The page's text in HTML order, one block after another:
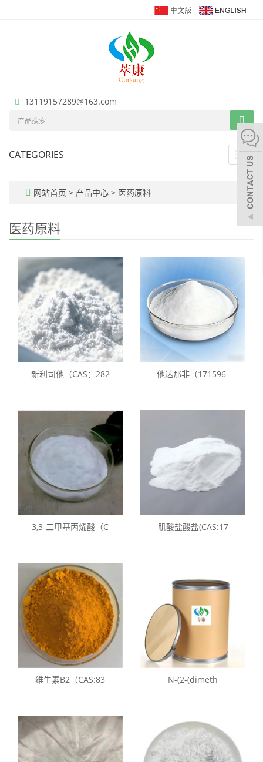
13119157289@163.com
CATEGORIES
网站首页 > 产品中心 > 医药原料
医药原料
新利司他（CAS：282 他达那非（171596-
3,3-二甲基丙烯酸（C 肌酸盐酸盐(CAS:17
维生素B2（CAS:83 N-(2-(dimeth